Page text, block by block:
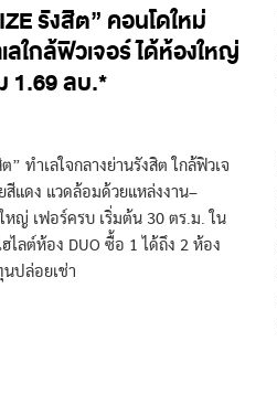
รังสิต” คอนโดใหม่
ลใกล้ฟิวเจอร์ ได้ห้องใหญ่
1.69 ลบ.*
” ทำเลใจกลางย่านรังสิต ใกล้ฟิวเจ
สีแดง แวดล้อมด้วยแหล่งงาน–
ญ่ เฟอร์ครบ เริ่มต้น 30 ตร.ม. ใน
ไลต์ห้อง DUO ซื้อ 1 ได้ถึง 2 ห้อง
นปล่อยเช่า